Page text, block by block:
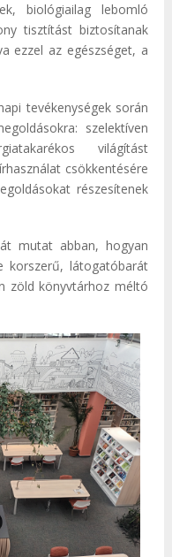
biológiailag lebomló
tisztítást biztosítanak
ezzel az egészséget, a
tevékenységek során
szelektíven
világítást
csökkentésére
részesítenek
mutat abban, hogyan
korszerű, látogatóbarát
zöld könyvtárhoz méltó